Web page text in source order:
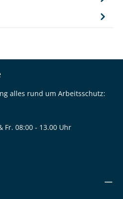
alles rund um Arbeitsschutz:
Fr. 08:00 - 13.00 Uhr